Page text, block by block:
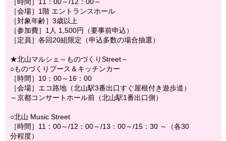
［会場］1階 エントランスホール
［対象年齢］3歳以上
［参加費］1人 1,500円（要事前申込）
［定員］各回20組限定（申込多数の場合抽選）
★北山マルシェ～ものづくりStreet～
○ものづくりブース＆キッチンカー
［時間］10：00～16：00
［会場］エコ路地（北山駅3番出口すぐ屋根付き遊歩道）
～京都コンサートホール前（北山駅1番出口側）
○北山 Music Street
［時間］11：00～/12：00～/13：00～/15：30 ～（各30
分程度）